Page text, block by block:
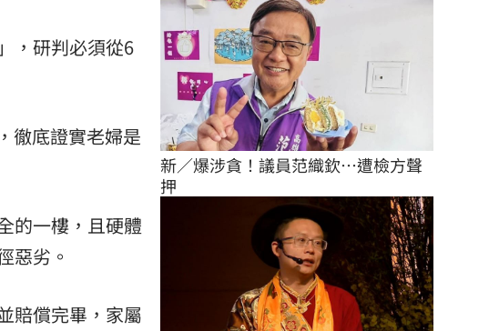
，研判必須從6
徹底證實老婦是
的一樓，且硬體
惡劣。
賠償完畢，家屬
新／爆涉貪！議員范織欽…遭檢方聲
押